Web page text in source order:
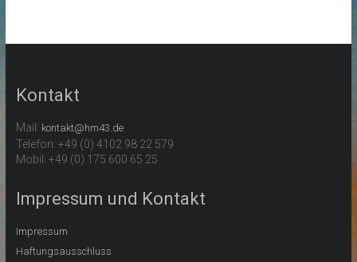
Kontakt
Mail: kontakt@hm43.de
Telefon: +49 (0) 4102 98 22 579
Mobil: +49 (0) 175 600 65 25
Impressum und Kontakt
Impressum
Haftungsausschluss